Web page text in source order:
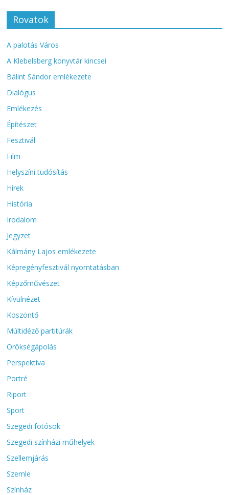
Rovatok
A palotás Város
A Klebelsberg könyvtár kincsei
Bálint Sándor emlékezete
Dialógus
Emlékezés
Építészet
Fesztivál
Film
Helyszíni tudósítás
Hírek
História
Irodalom
Jegyzet
Kálmány Lajos emlékezete
Képregényfesztivál nyomtatásban
Képzőművészet
Kívülnézet
Köszöntő
Múltidéző partitúrák
Örökségápolás
Perspektíva
Portré
Riport
Sport
Szegedi fotósok
Szegedi színházi műhelyek
Szellemjárás
Szemle
Színház